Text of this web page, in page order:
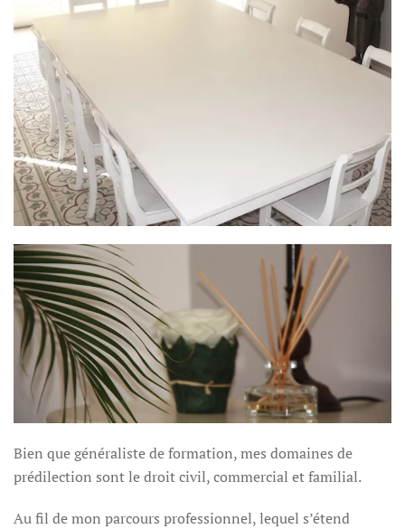
Bien que généraliste de formation, mes domaines de
prédilection sont le droit civil, commercial et familial.
Au fil de mon parcours professionnel, lequel s’étend